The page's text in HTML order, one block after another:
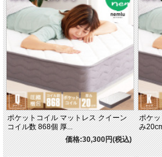
ポケットコイル マットレス クイーン
コイル数 868個 厚...
価格:30,300円(税込)
ポケ
み